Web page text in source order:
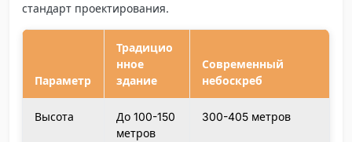
стандарт проектирования.
Параметр
Традицио
нное
здание
Современный
небоскреб
Высота
До 100-150
метров
300-405 метров